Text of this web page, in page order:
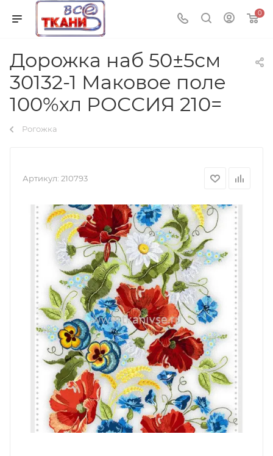
0
Дорожка наб 50±5см
30132-1 Маковое поле
100%хл РОССИЯ 210=
Рогожка
Артикул: 210793